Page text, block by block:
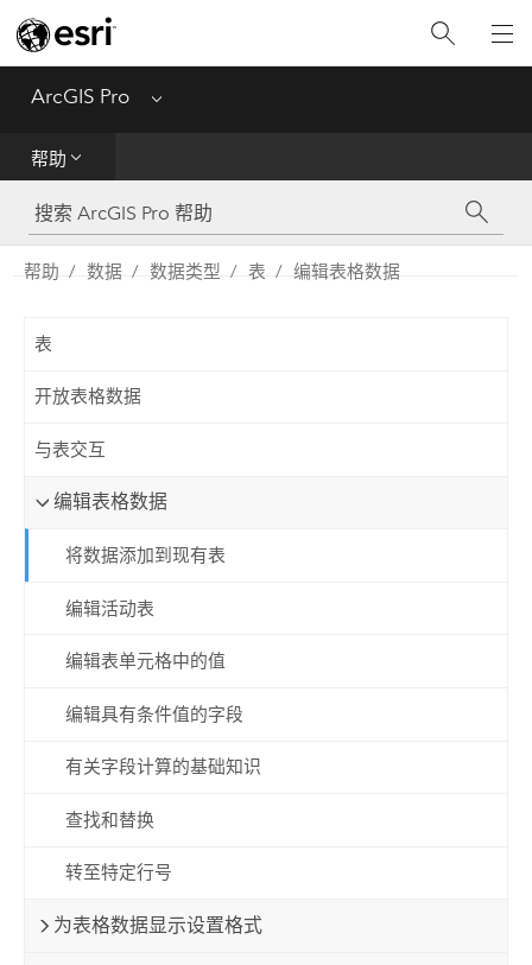
ArcGIS Pro Menu
帮助
工具参考
Python
帮助 数据 数据类型 表 编辑表格数据
表
开放表格数据
与表交互
编辑表格数据
将数据添加到现有表
编辑活动表
编辑表单元格中的值
编辑具有条件值的字段
有关字段计算的基础知识
查找和替换
转至特定行号
为表格数据显示设置格式